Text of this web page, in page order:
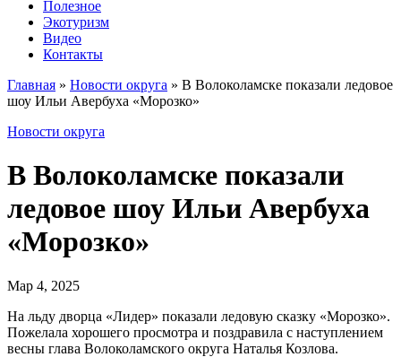
Полезное
Экотуризм
Видео
Контакты
Главная » Новости округа » В Волоколамске показали ледовое
шоу Ильи Авербуха «Морозко»
Новости округа
В Волоколамске показали
ледовое шоу Ильи Авербуха
«Морозко»
Мар 4, 2025
На льду дворца «Лидер» показали ледовую сказку «Морозко».
Пожелала хорошего просмотра и поздравила с наступлением
весны глава Волоколамского округа Наталья Козлова.